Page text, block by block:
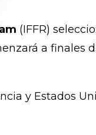
(IFFR)
a finales
y Estados